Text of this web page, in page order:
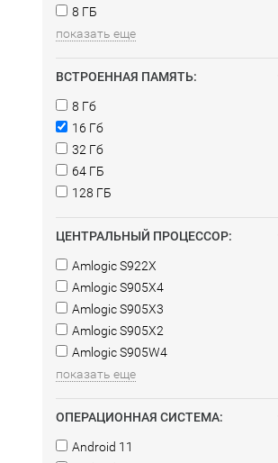
8 ГБ
показать еще
ВСТРОЕННАЯ ПАМЯТЬ:
8 Гб
16 Гб
32 Гб
64 ГБ
128 ГБ
ЦЕНТРАЛЬНЫЙ ПРОЦЕССОР:
Amlogic S922X
Amlogic S905X4
Amlogic S905X3
Amlogic S905X2
Amlogic S905W4
показать еще
ОПЕРАЦИОННАЯ СИСТЕМА:
Android 11